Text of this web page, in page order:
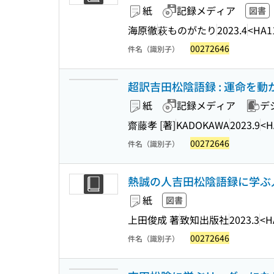
紙 記録メディア 図書
海原徹萩ものがたり2023.4
件名（識別子） 00272646
超訳吉田松陰語録 : 運命を動
紙 記録メディア
デ
齋藤孝 [著]KADOKAWA2023.9
件名（識別子） 00272646
熱誠の人吉田松陰語録に学
紙 図書
上田俊成 著致知出版社2023.3
件名（識別子） 00272646